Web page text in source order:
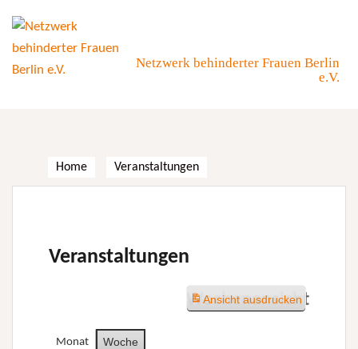
content
Netzwerk behinderter Frauen Berlin
e.V.
Home Veranstaltungen
Veranstaltungen
Wochenansicht
Monat Woche
Ansichtausdrucken